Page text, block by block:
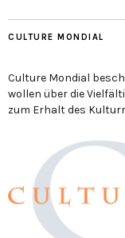
CULTURE MONDIAL
Culture Mondial
wollen über die
zum Erhalt des